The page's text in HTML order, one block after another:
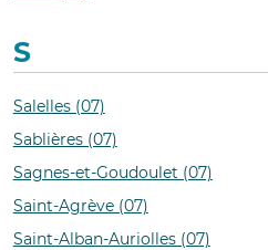
S
Salelles (07)
Sablières (07)
Sagnes-et-Goudoulet (07)
Saint-Agrève (07)
Saint-Alban-Auriolles (07)